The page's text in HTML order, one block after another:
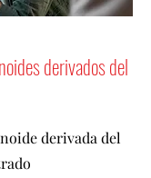
derivados del
derivada del